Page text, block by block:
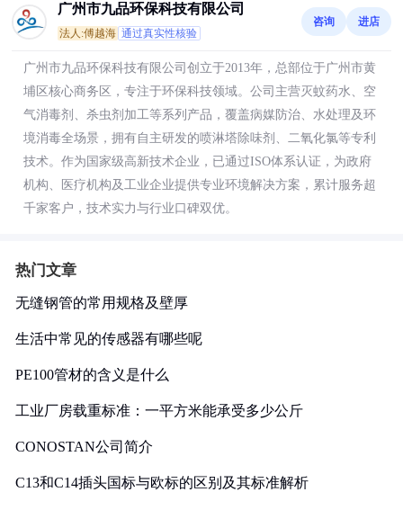
广州市九品环保科技有限公司
法人:傅越海 通过真实性核验
咨询 进店
广州市九品环保科技有限公司创立于2013年，总部位于广州市黄
埔区核心商务区，专注于环保科技领域。公司主营灭蚊药水、空
气消毒剂、杀虫剂加工等系列产品，覆盖病媒防治、水处理及环
境消毒全场景，拥有自主研发的喷淋塔除味剂、二氧化氯等专利
技术。作为国家级高新技术企业，已通过ISO体系认证，为政府
机构、医疗机构及工业企业提供专业环境解决方案，累计服务超
千家客户，技术实力与行业口碑双优。
热门文章
无缝钢管的常用规格及壁厚
生活中常见的传感器有哪些呢
PE100管材的含义是什么
工业厂房载重标准：一平方米能承受多少公斤
CONOSTAN公司简介
C13和C14插头国标与欧标的区别及其标准解析